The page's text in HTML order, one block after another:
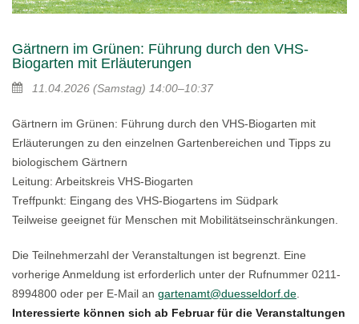
Gärtnern im Grünen: Führung durch den VHS-
Biogarten mit Erläuterungen
11.04.2026 (Samstag) 14:00–10:37
Gärtnern im Grünen: Führung durch den VHS-Biogarten mit
Erläuterungen zu den einzelnen Gartenbereichen und Tipps zu
biologischem Gärtnern
Leitung: Arbeitskreis VHS-Biogarten
Treffpunkt: Eingang des VHS-Biogartens im Südpark
Teilweise geeignet für Menschen mit Mobilitätseinschränkungen.
Die Teilnehmerzahl der Veranstaltungen ist begrenzt. Eine
vorherige Anmeldung ist erforderlich unter der Rufnummer 0211-
8994800 oder per E-Mail an gartenamt@duesseldorf.de
Interessierte können sich ab Februar für die Veranstaltungen